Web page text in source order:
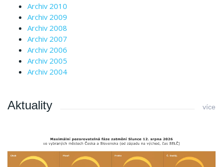
Archiv 2010
Archiv 2009
Archiv 2008
Archiv 2007
Archiv 2006
Archiv 2005
Archiv 2004
Aktuality více